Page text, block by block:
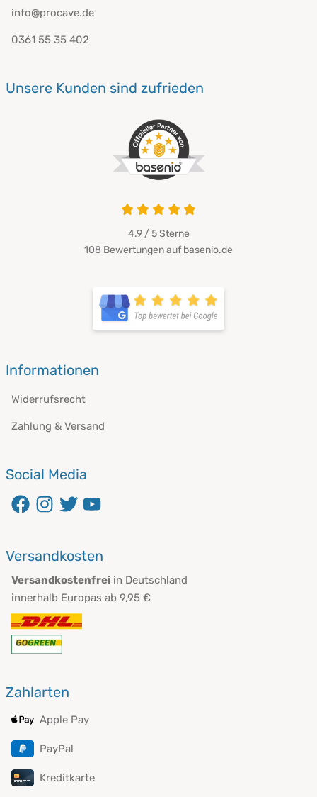
info@procave.de
0361 55 35 402
Unsere Kunden sind zufrieden
4.9 / 5Sterne
108 Bewertungen auf basenio.de
Informationen
Widerrufsrecht
Zahlung & Versand
Social Media
Versandkosten
Versandkostenfrei in Deutschland
innerhalb Europas ab 9,95 €
Zahlarten
Apple Pay
PayPal
Kreditkarte